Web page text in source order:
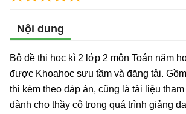
Nội dung
Bộ đề thi học kì 2 lớp 2 môn Toán năm
được Khoahoc sưu tầm và đăng tải.
thi kèm theo đáp án, cũng là tài liệu
dành cho thầy cô trong quá trình giảng